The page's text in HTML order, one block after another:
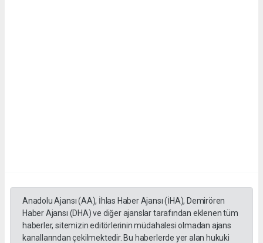
Anadolu Ajansı (AA), İhlas Haber Ajansı (İHA), Demirören
Haber Ajansı (DHA) ve diğer ajanslar tarafından eklenen tüm
haberler, sitemizin editörlerinin müdahalesi olmadan ajans
kanallarından çekilmektedir. Bu haberlerde yer alan hukuki